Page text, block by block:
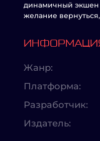
динамичный экшен
желание
Жанр:
Платформа:
Разработчик:
Издатель: